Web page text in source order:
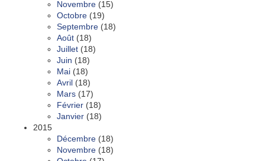
Novembre (15)
Octobre (19)
Septembre (18)
Août (18)
Juillet (18)
Juin (18)
Mai (18)
Avril (18)
Mars (17)
Février (18)
Janvier (18)
2015
Décembre (18)
Novembre (18)